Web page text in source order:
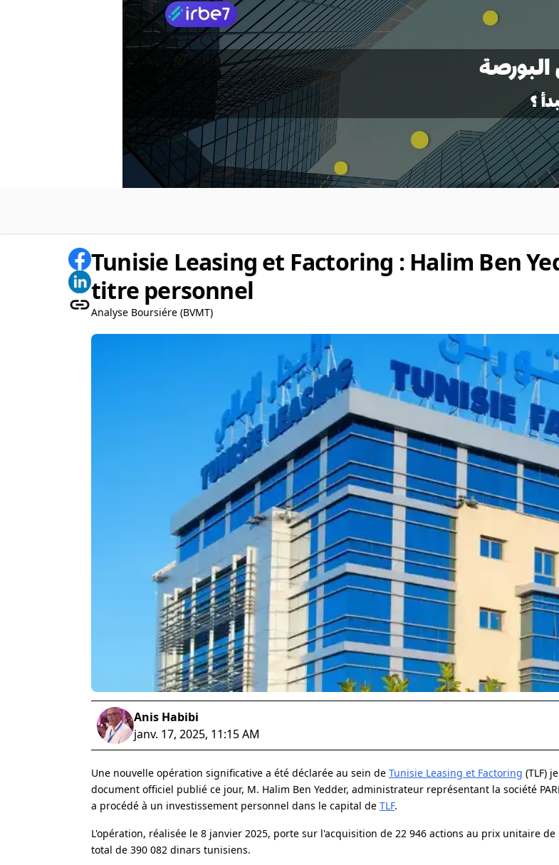
Tunisie Leasing et Factoring : Halim Ben
titre personnel
Analyse Boursiére (BVMT)
Anis Habibi
janv. 17, 2025, 11:15 AM
Une nouvelle opération significative a été déclarée au sein de Tunisie Leasing et Factoring (TLF)
document officiel publié ce jour, M. Halim Ben Yedder, administrateur représentant la société
a procédé à un investissement personnel dans le capital de TLF.
L'opération, réalisée le 8 janvier 2025, porte sur l'acquisition de 22 946 actions au prix unitaire
total de 390 082 dinars tunisiens.